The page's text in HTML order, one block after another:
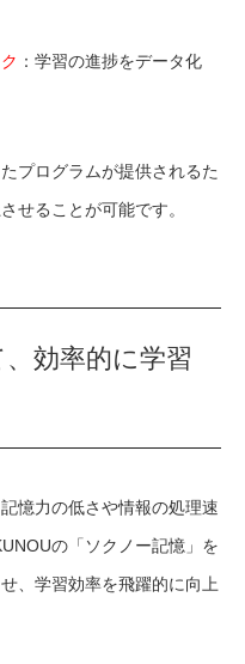
：学習の進捗をデータ化
プログラムが提供されるた
せることが可能です。
効率的に学習
憶力の低さや情報の処理速
の「ソクノー記憶」を
、学習効率を飛躍的に向上